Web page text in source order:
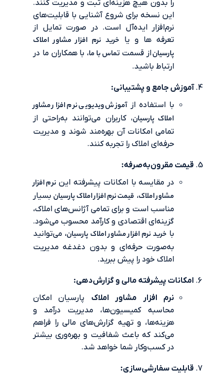
را بدون هیچ هزینه‌ای ثبت و مدیریت کنند.
این نسخه برای شروع آشنایی با قابلیت‌های
نرم‌افزار ایده‌آل است. در صورت تمایل از
تعرفه ها و یاخرید نرم افزار مشاور املاک
از قسمت تماس با ما، با همکاران ما در
ارتباط باشید.
جامع و پشتیبانی:
با استفاده از آموزش ویدیویی نرم افزار مشاور
املاک پارسیان،کاربران می‌توانند به‌راحتی از
تمامی امکانات آن بهره‌مند شوند و مدیریت
حرفه‌ای املاک را تجربه کنند.
مقرون‌به‌صرفه:
در مقایسه با امکانات پیشرفته ایننرم افزار
قیمت نرم‌ افزار املاک پارسیانبسیار
مناسب است و برای تمامی آژانس‌های املاک،
گزینه‌ای اقتصادی و کارآمد محسوب می‌شود.
خرید نرم افزار مشاور املاک پارسیان، می‌توانید
به‌صورت حرفه‌ای و بدون دغدغه مدیریت
املاک خود را پیش ببرید.
پیشرفته مالی و گزارش‌دهی:
نرم افزار مشاور املاکپارسیان امکان
محاسبه کمیسیون‌ها، مدیریت درآمد و
هزینه‌ها، و تهیه گزارش‌های مالی را فراهم
می‌کند که باعث شفافیت و بهره‌وری بیشتر
در کسب‌وکار شما خواهد شد.
سفارشی‌سازی: